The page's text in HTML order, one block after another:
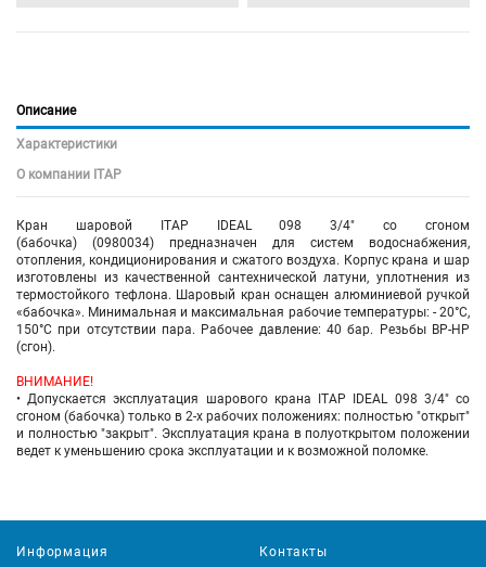
Описание
Характеристики
О компании ITAP
Кран шаровой ITAP IDEAL 098 3/4" со сгоном
(бабочка) (0980034) предназначен для систем водоснабжения,
отопления, кондиционирования и сжатого воздуха. Корпус крана и шар
изготовлены из качественной сантехнической латуни, уплотнения из
термостойкого тефлона. Шаровый кран оснащен алюминиевой ручкой
«бабочка». Минимальная и максимальная рабочие температуры: - 20°C,
150°C при отсутствии пара. Рабочее давление: 40 бар. Резьбы ВР-НР
(сгон).
ВНИМАНИЕ!
• Допускается эксплуатация шарового крана
ITAP IDEAL 098 3/4" со
сгоном (бабочка) только в 2-х рабочих положениях: полностью "открыт"
и полностью "закрыт". Эксплуатация крана в полуоткрытом положении
ведет к уменьшению срока эксплуатации и к возможной поломке.
Информация Контакты